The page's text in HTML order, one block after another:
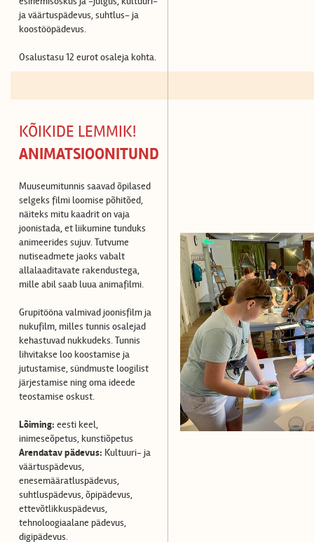
ja väärtuspädevus, suhtlus- ja
koostööpädevus.
Osalustasu 12 eurot osaleja kohta.
KÕIKIDE LEMMIK!
ANIMATSIOONITUND
Muuseumitunnis saavad õpilased
selgeks filmi loomise põhitõed,
näiteks mitu kaadrit on vaja
joonistada, et liikumine tunduks
animeerides sujuv. Tutvume
nutiseadmete jaoks vabalt
allalaaditavate rakendustega,
mille abil saab luua animafilmi.
Grupitööna valmivad joonisfilm ja
nukufilm, milles tunnis osalejad
kehastuvad nukkudeks. Tunnis
lihvitakse loo koostamise ja
jutustamise, sündmuste loogilist
järjestamise ning oma ideede
teostamise oskust.
Lõiming: eesti keel,
inimeseõpetus, kunstiõpetus
Arendatav pädevus: Kultuuri- ja
väärtuspädevus,
enesemääratluspädevus,
suhtluspädevus, õpipädevus,
ettevõtlikkuspädevus,
tehnoloogiaalane pädevus,
digipädevus.